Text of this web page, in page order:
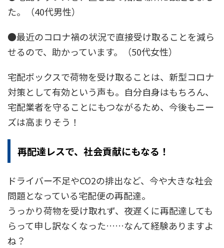
た。（40代男性）
●最近のコロナ禍の状況で直接受け取ることを減ら
せるので、助かっています。（50代女性）
宅配ボックスで荷物を受け取ることは、新型コロナ
対策として有効という声も。自分自身はもちろん、
宅配業者を守ることにもつながるため、今後もニー
ズは高まりそう！
再配達レスで、社会貢献にもなる！
ドライバー不足やCO2の排出など、今や大きな社会
問題となっている宅配便の再配達。
うっかり荷物を受け取れず、夜遅くに再配達しても
らって申し訳なくなった……なんて経験ありますよ
ね？